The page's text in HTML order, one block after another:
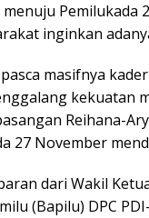
Pemilukada
inginkan
masifnya
kekuatan
Reihana-
27 November
dari Wakil
(Bapilu) DPC